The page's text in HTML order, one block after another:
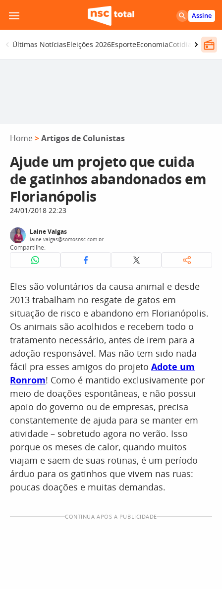
para
o
conteúdo
Assine
Últimas NotíciasEleições 2026EsporteEconomiaCotidiano
Home >Artigos de Colunistas
Ajude um projeto que cuida
de gatinhos abandonados em
Florianópolis
24/01/2018 22:23
Laine Valgas
laine.valgas@somosnsc.com.br
Compartilhe:
Eles são voluntários da causa animal e desde
2013 trabalham no resgate de gatos em
situação de risco e abandono em Florianópolis.
Os animais são acolhidos e recebem todo o
tratamento necessário, antes de irem para a
adoção responsável. Mas não tem sido nada
fácil pra esses amigos do projeto Adote um
Ronrom! Como é mantido exclusivamente por
meio de doações espontâneas, e não possui
apoio do governo ou de empresas, precisa
constantemente de ajuda para se manter em
atividade – sobretudo agora no verão. Isso
porque os meses de calor, quando muitos
viajam e saem de suas rotinas, é um período
árduo para os gatinhos que vivem nas ruas:
poucas doações e muitas demandas.
CONTINUA APÓS A PUBLICIDADE